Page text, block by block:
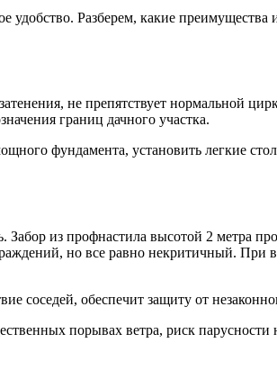
удобство. Разберем, какие
не препятствует нормальной
границ дачного участка.
фундамента, установить легкие
из профнастила высотой 2 метра
но все равно некритичный. При
соседей, обеспечит защиту от
порывах ветра, риск парусности